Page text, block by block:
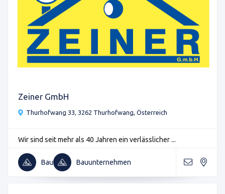
Zeiner GmbH
Thurhofwang 33, 3262 Thurhofwang, Österreich
Wir sind seit mehr als 40 Jahren ein verlässlicher ...
Bau Bauunternehmen